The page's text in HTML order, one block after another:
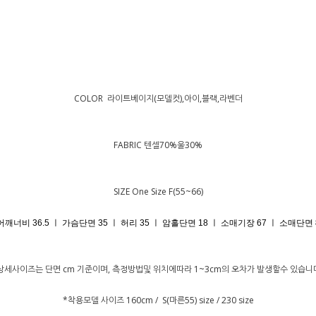
COLOR 라이트베이지(모델컷),아이,블랙,라벤더
FABRIC 텐셀70%울30%
SIZE One Size F(55~66)
깨너비 36.5 ㅣ 가슴단면 35 ㅣ 허리 35 ㅣ 암홀단면 18 ㅣ 소매기장 67 ㅣ 소매단면
세사이즈는 단면 cm 기준이며, 측정방법및 위치에따라 1~3cm의 오차가 발생할수 있습니
*착용모델 사이즈 160cm / S(마른55) size / 230 size